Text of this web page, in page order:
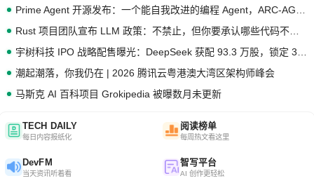
潮起潮落，你我仍在 | 2026 腾讯云粤港澳大湾区架构师峰会
马斯克 AI 百科项目 Grokipedia 被曝数月未更新
TECH DAILY
每日内容报纸化
阅读榜单
每周热文看这里
DevFM
当天资讯听着看
智写平台
AI 创作更轻松